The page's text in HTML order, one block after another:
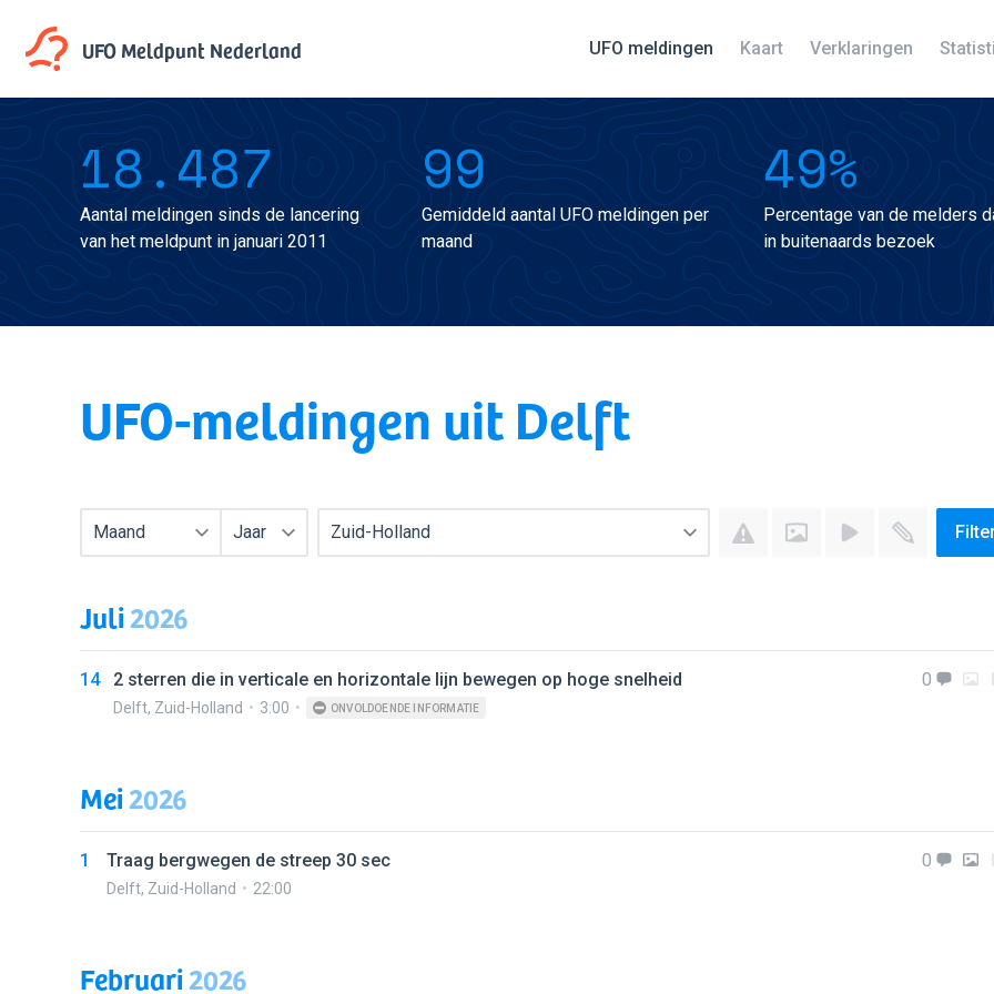
UFO MeldpuntNederland UFO meldingen Kaart Verklaringen
18.487
Aantal meldingen sinds de lancering
van het meldpunt in januari 2011
99
Gemiddeld aantal UFO meldingen per
maand
49%
Percentage van de melders
in buitenaards bezoek
UFO-meldingen uit Delft
Maand Jaar Zuid-Holland
Juli2026
14 2 sterren die in verticale en horizontale lijn bewegen op hoge snelheid
Delft, Zuid-Holland 3:00 ONVOLDOENDE INFORMATIE
0
Mei2026
1 Traag bergwegen de streep 30 sec
Delft, Zuid-Holland 22:00
0
Februari2026